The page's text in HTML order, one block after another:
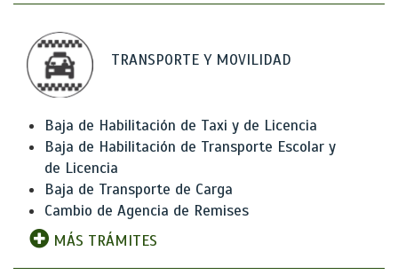
TRANSPORTE Y MOVILIDAD
Baja de Habilitación de Taxi y de Licencia
Baja de Habilitación de Transporte Escolar y
de Licencia
Baja de Transporte de Carga
Cambio de Agencia de Remises
MÁS TRÁMITES